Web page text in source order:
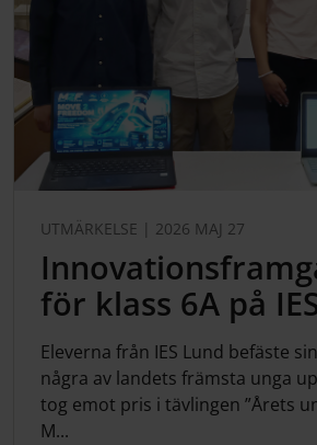
UTMÄRKELSE | 2026 MAJ 27
för klass 6A på
Eleverna från IES Lund befäste
några av landets främsta unga
tog emot pris i tävlingen ”Årets
M...